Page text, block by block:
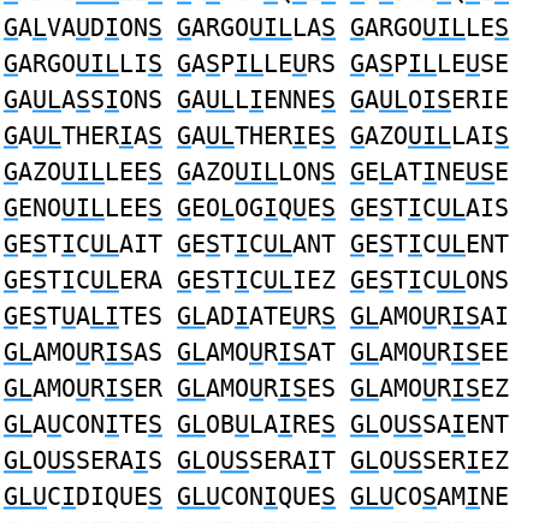
GALVAUDIONS GARGOUILLAS GARGOUILLES
GARGOUILLIS GASPILLEURS GASPILLEUSE
GAULASSIONS GAULLIENNES GAULOISERIE
GAULTHERIAS GAULTHERIES GAZOUILLAIS
GAZOUILLEES GAZOUILLONS GELATINEUSE
GENOUILLEES GEOLOGIQUES GESTICULAIS
GESTICULAIT GESTICULANT GESTICULENT
GESTICULERA GESTICULIEZ GESTICULONS
GESTUALITES GLADIATEURS GLAMOURISAI
GLAMOURISAS GLAMOURISAT GLAMOURISEE
GLAMOURISER GLAMOURISES GLAMOURISEZ
GLAUCONITES GLOBULAIRES GLOUSSAIENT
GLOUSSERAIS GLOUSSERAIT GLOUSSERIEZ
GLUCIDIQUES GLUCONIQUES GLUCOSAMINE